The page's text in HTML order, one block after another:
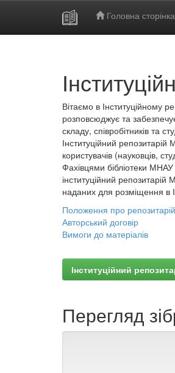
Головна сторінка
Вітаємо в Інституційному
розповсюджує та
складу, співробітників та
Інституційний
користувачів (науковців,
Фахівцями бібліотеки
інституційний репозитарій
наданих для розміщення в
Положення про
Авторський договір
Вимоги до матеріалів
Інституційний
Перегляд